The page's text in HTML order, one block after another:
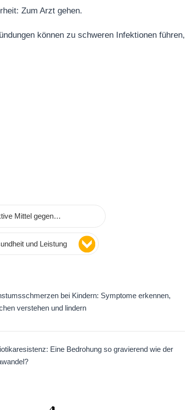
Zum Arzt gehen.
können zu schweren Infektionen führen,
Mittel gegen
und Leistung
bei Kindern: Symptome erkennen,
verstehen und lindern
Eine Bedrohung so gravierend wie der